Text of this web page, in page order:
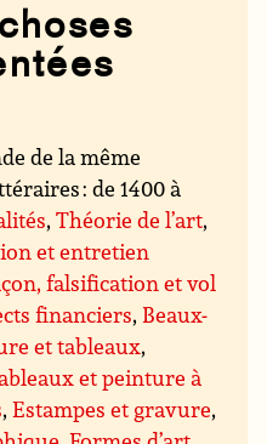
de la même
: de 1400 à
,Théorie de l’art,
et entretien
falsification et vol
financiers, Beaux-
et tableaux,
et peinture à
,Estampes et gravure,